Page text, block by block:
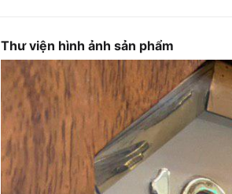
Thư viện hình ảnh sản phẩm